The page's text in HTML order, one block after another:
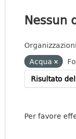
Nessun
Acqua
Risultato
Per favore